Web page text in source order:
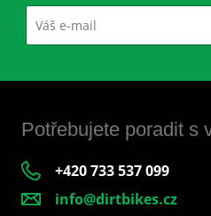
Potřebujete poradit s
+420 733 537 099
info@dirtbikes.cz